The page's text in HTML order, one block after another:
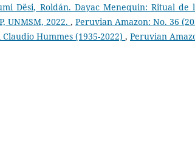
Dësi, Roldán. Dayac Menequin: Ritual
UNMSM, 2022. , Peruvian Amazon: No. 36
Hummes (1935-2022) , Peruvian